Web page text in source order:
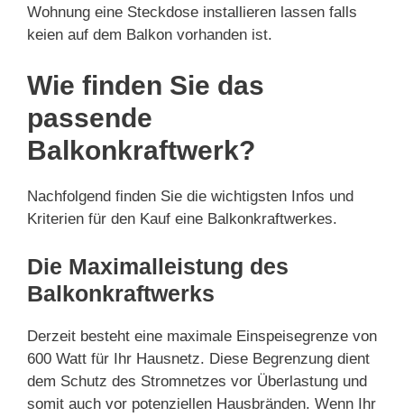
Wohnung eine Steckdose installieren lassen falls
keien auf dem Balkon vorhanden ist.
Wie finden Sie das
passende
Balkonkraftwerk?
Nachfolgend finden Sie die wichtigsten Infos und
Kriterien für den Kauf eine Balkonkraftwerkes.
Die Maximalleistung des
Balkonkraftwerks
Derzeit besteht eine maximale Einspeisegrenze von
600 Watt für Ihr Hausnetz. Diese Begrenzung dient
dem Schutz des Stromnetzes vor Überlastung und
somit auch vor potenziellen Hausbränden. Wenn Ihr